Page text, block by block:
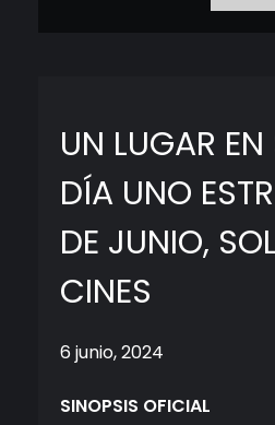
UN LUGAR
DÍA UNO
DE JUNIO,
CINES
6 junio, 2024
SINOPSIS OFICIAL